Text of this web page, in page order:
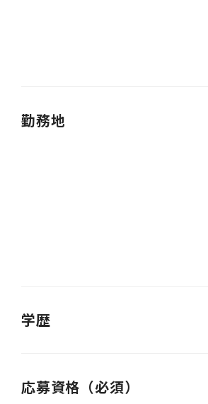
勤務地
学歴
応募資格（必須）